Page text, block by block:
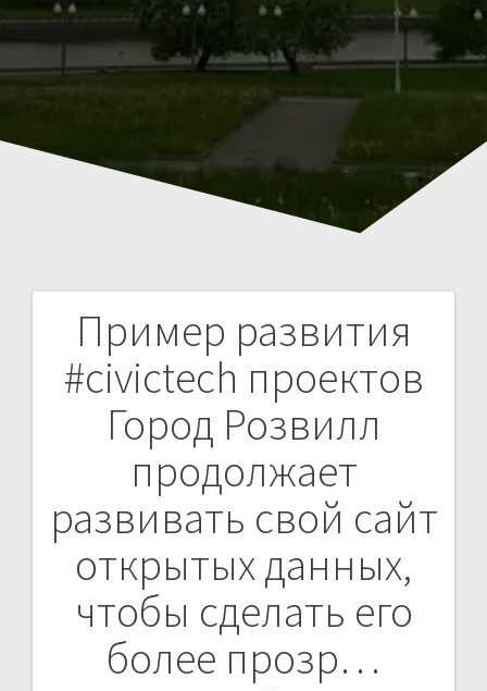
Пример развития
#civictech проектов
Город Розвилл
продолжает
развивать свой сайт
открытых данных,
чтобы сделать его
более прозр…
Навигация
по
записям